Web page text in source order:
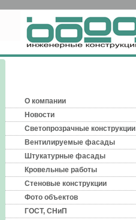
О компании
Новости
Светопрозрачные конструкции
Вентилируемые фасады
Штукатурные фасады
Кровельные работы
Стеновые конструкции
Фото объектов
ГОСТ, СНиП